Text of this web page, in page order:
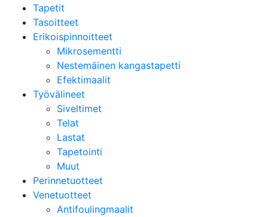
Tapetit
Tasoitteet
Erikoispinnoitteet
Mikrosementti
Nestemäinen kangastapetti
Efektimaalit
Työvälineet
Siveltimet
Telat
Lastat
Tapetointi
Muut
Perinnetuotteet
Venetuotteet
Antifoulingmaalit